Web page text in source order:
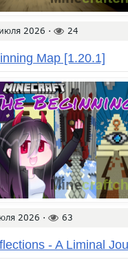
2026 · 24
Map [1.20.1]
2026 · 63
- A Liminal